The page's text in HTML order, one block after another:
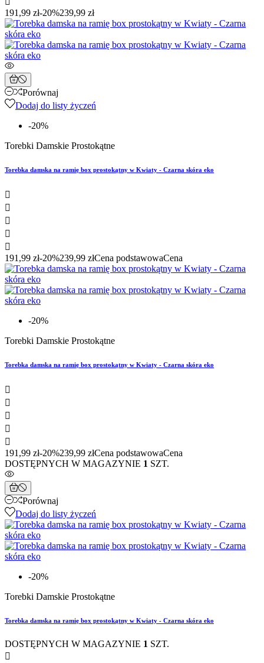
191,99 zł-20%239,99 zł
Porównaj
Dodaj do listy życzeń
-20%
Torebki Damskie Prostokątne
Torebka damska na ramię box prostokątny w Kwiaty - Czarna skóra eko





191,99 zł-20%239,99 złCena podstawowaCena
-20%
Torebki Damskie Prostokątne
Torebka damska na ramię box prostokątny w Kwiaty - Czarna skóra eko





191,99 zł-20%239,99 złCena podstawowaCena
DOSTĘPNYCH W MAGAZYNIE 1 SZT.
Porównaj
Dodaj do listy życzeń
-20%
Torebki Damskie Prostokątne
Torebka damska na ramię box prostokątny w Kwiaty - Czarna skóra eko
DOSTĘPNYCH W MAGAZYNIE 1 SZT.
